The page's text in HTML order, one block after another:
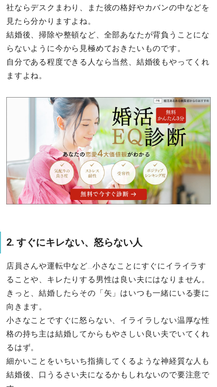
社ならデスクまわり、また彼の格好やカバンの中などを
見たら分かりますよね。
結婚後、掃除や整頓など、全部あなたが背負うことにな
らないように今から見極めておきたいものです。
自分である程度できる人なら当然、結婚後もやってくれ
ますよね。
2. すぐにキレない、怒らない人
店員さんや運転中など…小さなことにすぐにイライラす
ることや、キレたりする男性は良い夫にはなりません。
きっと、結婚したらその「矢」はいつも一緒にいる妻に
向きます。
小さなことですぐに怒らない、イライラしない温厚な性
格の持ち主は結婚してからもやさしい良い夫でいてくれ
るはず。
細かいことをいちいち指摘してくるような神経質な人も
結婚後、口うるさい夫になるかもしれないので要注意で